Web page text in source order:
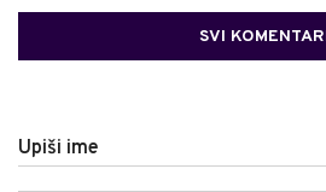
SVI
Upiši ime